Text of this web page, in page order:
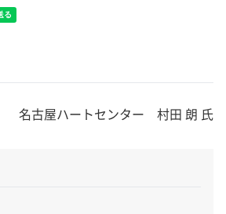
名古屋ハートセンター 村田 朗 氏